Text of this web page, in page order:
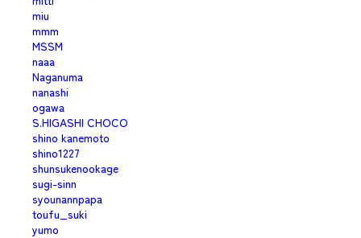
miu
mmm
MSSM
naaa
Naganuma
nanashi
ogawa
S.HIGASHI CHOCO
shino kanemoto
shino1227
shunsukenookage
sugi-sinn
syounannpapa
toufu_suki
yumo